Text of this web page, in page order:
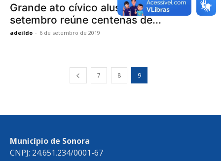
Grande ato cívico alusivo ao 7 de
setembro reúne centenas de...
adeildo - 6 de setembro de 2019
7 8 9
Município de Sonora
CNPJ: 24.651.234/0001-67